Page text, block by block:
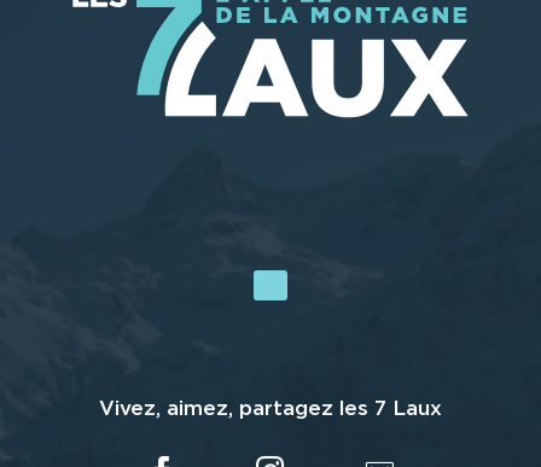
Vivez, aimez, partagez les 7 Laux